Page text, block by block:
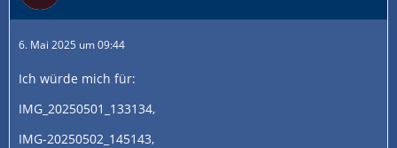
6. Mai 2025 um 09:44
Ich würde mich für:
IMG_20250501_133134,
IMG-20250502_145143,